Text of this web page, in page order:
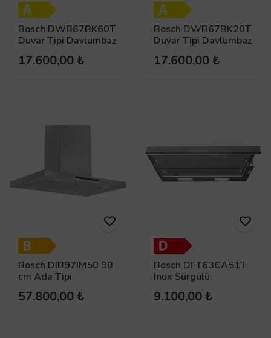
Bosch DWB67BK60T
Duvar Tipi Davlumbaz
17.600,00 ₺
Bosch DWB67BK20T
Duvar Tipi Davlumbaz
17.600,00 ₺
Bosch DIB97IM50 90
cm Ada Tipi
57.800,00 ₺
Bosch DFT63CA51T
Inox Sürgülü
9.100,00 ₺